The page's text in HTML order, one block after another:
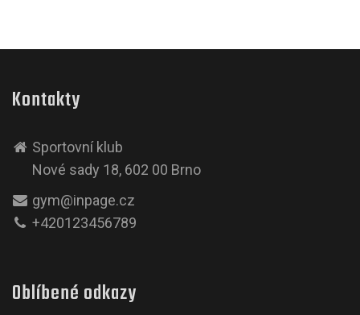
Kontakty
Sportovní klub
Nové sady 18, 602 00 Brno
gym@inpage.cz
+420123456789
Oblíbené odkazy